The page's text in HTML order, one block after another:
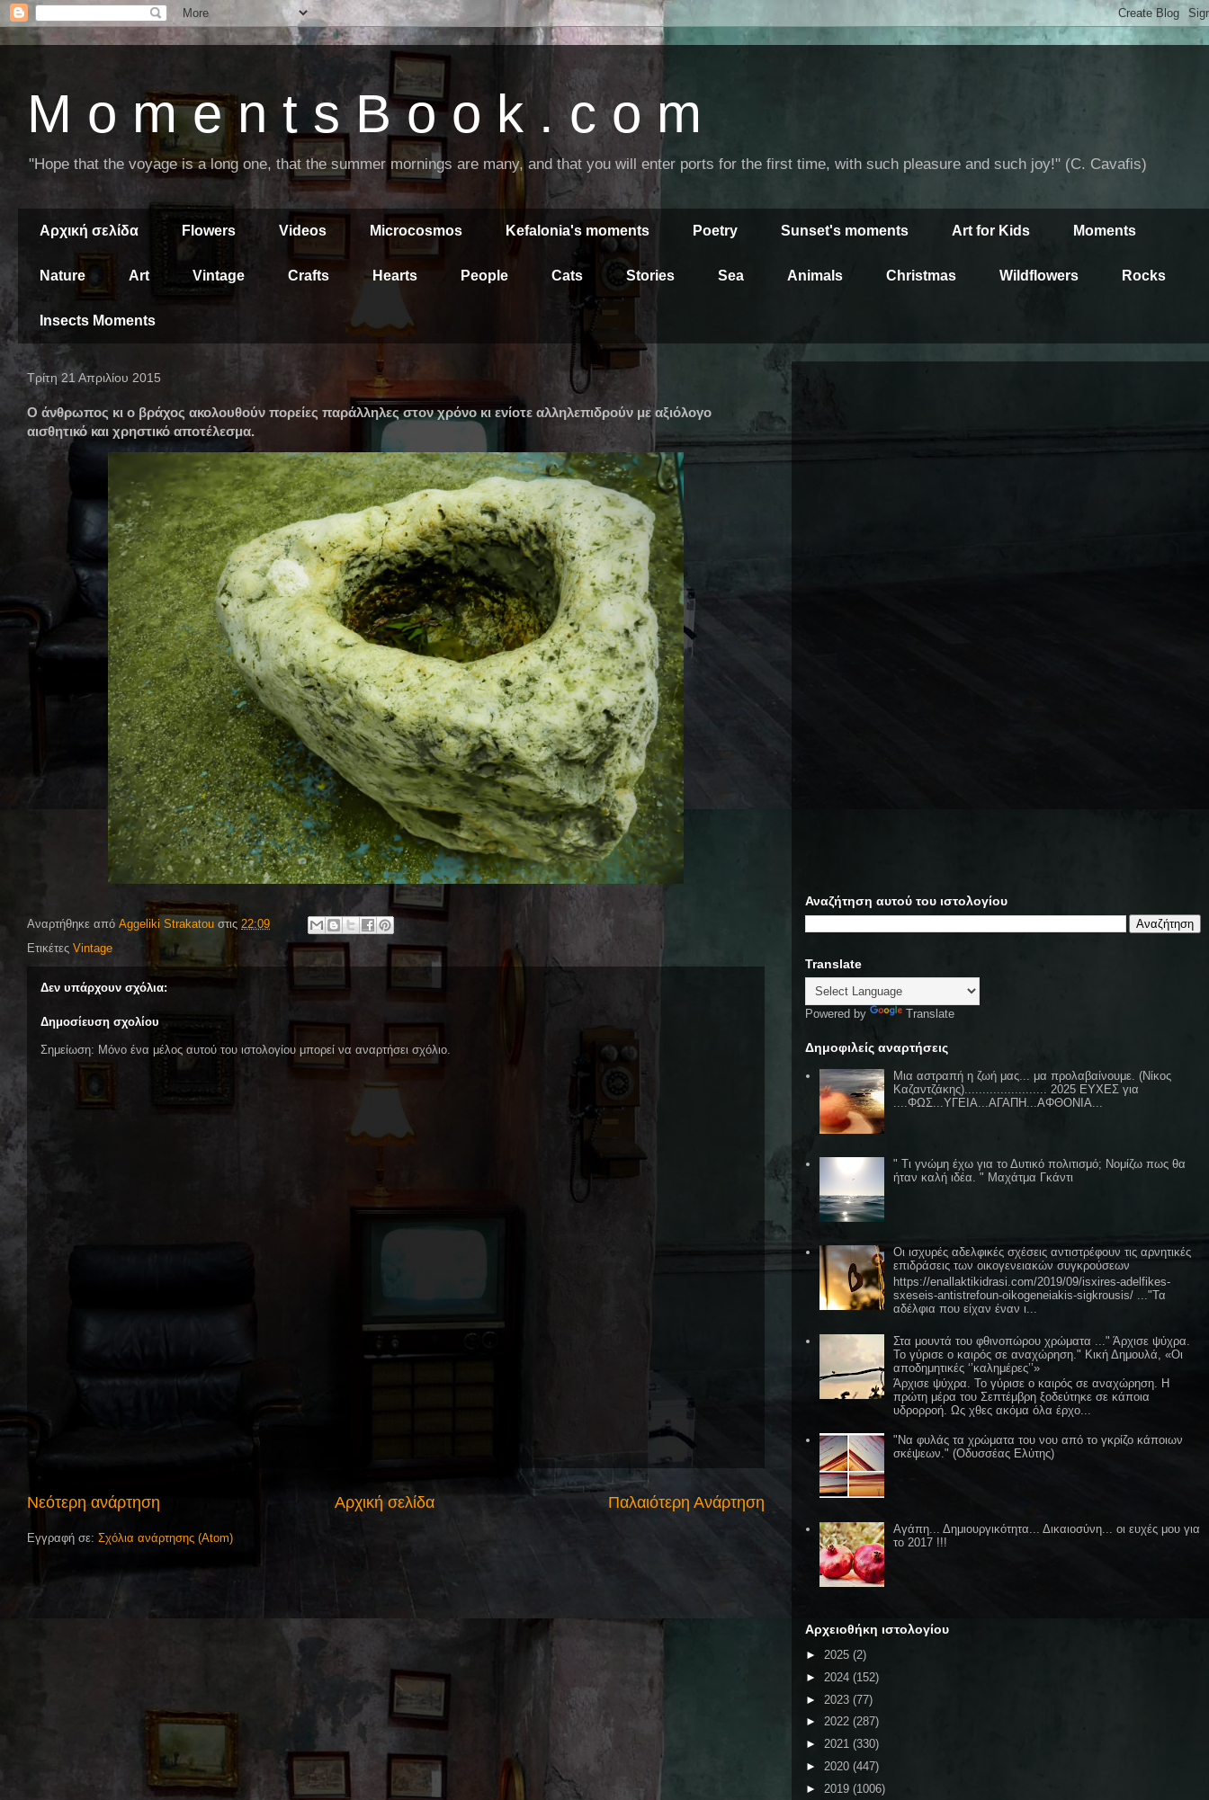
M o m e n t s B o o k . c o m
"Hope that the voyage is a long one, that the summer mornings are many, and that you will enter ports for the first time, with such pleasure and such joy!" (C. Cavafis)
Αρχική σελίδα Flowers Videos Microcosmos Kefalonia's moments Poetry Sunset's moments Art for Kids Moments
Nature Art Vintage Crafts Hearts People Cats Stories Sea Animals Christmas Wildflowers Rocks
Insects Moments
Τρίτη 21 Απριλίου 2015
Ο άνθρωπος κι ο βράχος ακολουθούν πορείες παράλληλες στον χρόνο κι ενίοτε αλληλεπιδρούν με αξιόλογο
αισθητικό και χρηστικό αποτέλεσμα.
Αναρτήθηκε από Aggeliki Strakatou στις 22:09
Ετικέτες Vintage
Δεν υπάρχουν σχόλια:
Δημοσίευση σχολίου
Σημείωση: Μόνο ένα μέλος αυτού του ιστολογίου μπορεί να αναρτήσει σχόλιο.
Νεότερη ανάρτηση Παλαιότερη Ανάρτηση
Αρχική σελίδα
Εγγραφή σε: Σχόλια ανάρτησης (Atom)
Αναζήτηση αυτού του ιστολογίου
Translate
Powered by Translate
Δημοφιλείς αναρτήσεις
Μια αστραπή η ζωή μας... μα προλαβαίνουμε. (Νίκος
Καζαντζάκης)....................... 2025 ΕΥΧΕΣ για
....ΦΩΣ...ΥΓΕΙΑ...ΑΓΑΠΗ...ΑΦΘΟΝΙΑ...
" Τι γνώμη έχω για το Δυτικό πολιτισμό; Νομίζω πως θα
ήταν καλή ιδέα. " Μαχάτμα Γκάντι
Οι ισχυρές αδελφικές σχέσεις αντιστρέφουν τις αρνητικές
επιδράσεις των οικογενειακών συγκρούσεων
https://enallaktikidrasi.com/2019/09/isxires-adelfikes-
sxeseis-antistrefoun-oikogeneiakis-sigkrousis/ ..."Τα
αδέλφια που είχαν έναν ι...
Στα μουντά του φθινοπώρου χρώματα ..." Άρχισε ψύχρα.
Το γύρισε ο καιρός σε αναχώρηση." Κική Δημουλά, «Οι
αποδημητικές ‘’καλημέρες’’»
Άρχισε ψύχρα. Το γύρισε ο καιρός σε αναχώρηση. Η
πρώτη μέρα του Σεπτέμβρη ξοδεύτηκε σε κάποια
υδρορροή. Ως χθες ακόμα όλα έρχο...
"Να φυλάς τα χρώματα του νου από το γκρίζο κάποιων
σκέψεων." (Οδυσσέας Ελύτης)
Αγάπη... Δημιουργικότητα... Δικαιοσύνη... οι ευχές μου για
το 2017 !!!
Αρχειοθήκη ιστολογίου
► 2025 (2)
► 2024 (152)
► 2023 (77)
► 2022 (287)
► 2021 (330)
► 2020 (447)
► 2019 (1006)